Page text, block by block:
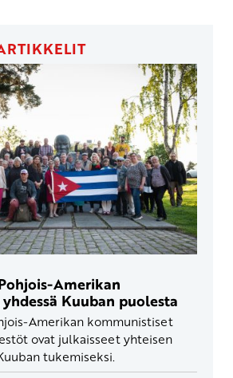
Amerikan
Kuuban puolesta
Amerikan kommunistiset
ovat julkaisseet yhteisen
tukemiseksi.